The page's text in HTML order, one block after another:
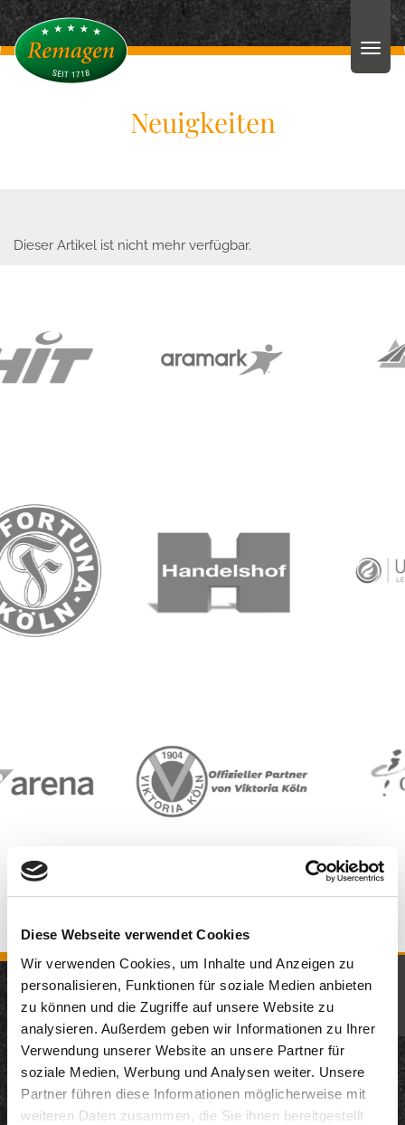
Diese Webseite verwendet Cookies
Wir verwenden Cookies, um Inhalte und Anzeigen zu
personalisieren, Funktionen für soziale Medien anbieten
zu können und die Zugriffe auf unsere Website zu
analysieren. Außerdem geben wir Informationen zu Ihrer
Verwendung unserer Website an unsere Partner für
soziale Medien, Werbung und Analysen weiter. Unsere
Partner führen diese Informationen möglicherweise mit
weiteren Daten zusammen, die Sie ihnen bereitgestellt
Neuigkeiten
Dieser Artikel ist nicht mehr verfügbar.
Neuigkeiten
12.05.2026
200 Jahre KD: Remagen und KD starten gemeinsame
KOMM IN UNSER TEAM
JETZT BEWERBEN